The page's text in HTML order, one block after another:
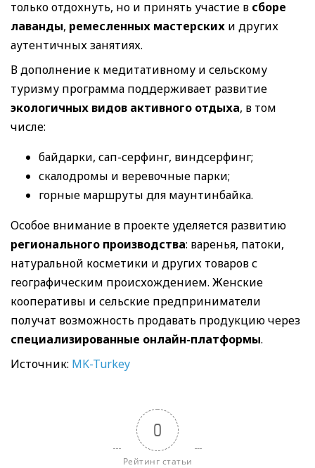
только отдохнуть, но и принять участие в сборе
лаванды, ремесленных мастерских и других
аутентичных занятиях.
В дополнение к медитативному и сельскому
туризму программа поддерживает развитие
экологичных видов активного отдыха, в том
числе:
байдарки, сап-серфинг, виндсерфинг;
скалодромы и веревочные парки;
горные маршруты для маунтинбайка.
Особое внимание в проекте уделяется развитию
регионального производства: варенья, патоки,
натуральной косметики и других товаров с
географическим происхождением. Женские
кооперативы и сельские предприниматели
получат возможность продавать продукцию через
специализированные онлайн-платформы.
Источник: MK-Turkey
0
Рейтинг статьи